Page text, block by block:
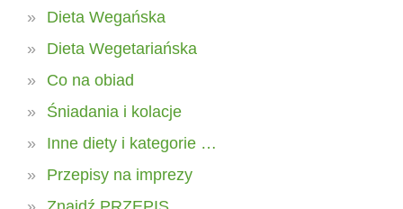
Dieta Wegańska
Dieta Wegetariańska
Co na obiad
Śniadania i kolacje
Inne diety i kategorie …
Przepisy na imprezy